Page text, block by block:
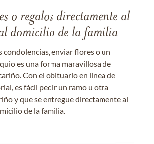
o regalos directamente al
domicilio de la familia
condolencias, enviar flores o un
es una forma maravillosa de
Con el obituario en línea de
es fácil pedir un ramo u otra
y que se entregue directamente al
de la familia.